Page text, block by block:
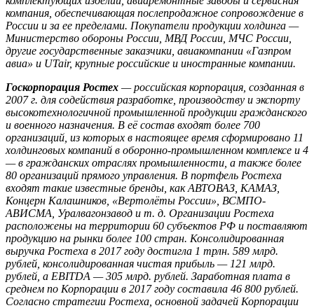
компания, обеспечивающая послепродажное сопровождение в
России и за ее пределами. Покупатели продукции холдинга —
Министерство обороны России, МВД России, МЧС России,
другие государственные заказчики, авиакомпании «Газпром
авиа» и UTair, крупные российские и иностранные компании.
Госкорпорация Ростех — российская корпорация, созданная в
2007 г. для содействия разработке, производству и экспорту
высокотехнологичной промышленной продукции гражданского
и военного назначения. В её состав входят более 700
организаций, из которых в настоящее время сформировано 11
холдинговых компаний в оборонно-промышленном комплексе и 4
— в гражданских отраслях промышленности, а также более
80 организаций прямого управления. В портфель Ростеха
входят такие известные бренды, как АВТОВАЗ, КАМАЗ,
Концерн Калашников, «Вертолёты России», ВСМПО-
АВИСМА, Уралвагонзавод и т. д. Организации Ростеха
расположены на территории 60 субъектов РФ и поставляют
продукцию на рынки более 100 стран. Консолидированная
выручка Ростеха в 2017 году достигла 1 трлн. 589 млрд.
рублей, консолидированная чистая прибыль — 121 млрд.
рублей, а EBITDA — 305 млрд. рублей. Заработная плата в
среднем по Корпорации в 2017 году составила 46 800 рублей.
Согласно стратегии Ростеха, основной задачей Корпорации